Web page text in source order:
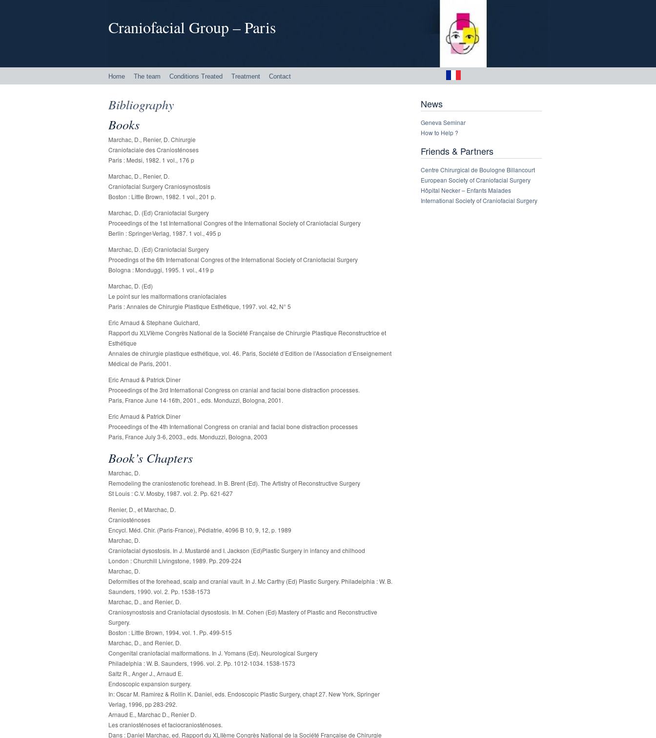
Craniofacial Group – Paris
Home The team Conditions Treated Treatment Contact
Bibliography
Books
Marchac, D., Renier, D. Chirurgie
Craniofaciale des Craniosténoses
Paris : Medsi, 1982. 1 vol., 176 p
Marchac, D., Renier, D.
Craniofacial Surgery Craniosynostosis
Boston : Little Brown, 1982. 1 vol., 201 p.
Marchac, D. (Ed) Craniofacial Surgery
Proceedings of the 1st International Congres of the International Society of Craniofacial Surgery
Berlin : Springer-Verlag, 1987. 1 vol., 495 p
Marchac, D. (Ed) Craniofacial Surgery
Procedings of the 6th International Congres of the International Society of Craniofacial Surgery
Bologna : Monduggi, 1995. 1 vol., 419 p
Marchac, D. (Ed)
Le point sur les malformations craniofaciales
Paris : Annales de Chirurgie Plastique Esthétique, 1997. vol. 42, N° 5
Eric Arnaud & Stephane Guichard,
Rapport du XLVIème Congrès National de la Société Française de Chirurgie Plastique Reconstructrice et
Esthétique
Annales de chirurgie plastique esthétique, vol. 46. Paris, Société d’Edition de l’Association d’Enseignement
Médical de Paris, 2001.
Eric Arnaud & Patrick Diner
Proceedings of the 3rd International Congress on cranial and facial bone distraction processes.
Paris, France June 14-16th, 2001., eds. Monduzzi, Bologna, 2001.
Eric Arnaud & Patrick Diner
Proceedings of the 4th International Congress on cranial and facial bone distraction processes
Paris, France July 3-6, 2003., eds. Monduzzi, Bologna, 2003
Book’s Chapters
Marchac, D.
Remodeling the craniostenotic forehead. In B. Brent (Ed). The Artistry of Reconstructive Surgery
St Louis : C.V. Mosby, 1987. vol. 2. Pp. 621-627
Renier, D., et Marchac, D.
Craniosténoses
Encycl. Méd. Chir. (Paris-France), Pédiatrie, 4096 B 10, 9, 12, p. 1989
Marchac, D.
Craniofacial dysostosis. In J. Mustardé and I. Jackson (Ed)Plastic Surgery in infancy and chilhood
London : Churchill Livingstone, 1989. Pp. 209-224
Marchac, D.
Deformities of the forehead, scalp and cranial vault. In J. Mc Carthy (Ed) Plastic Surgery. Philadelphia : W. B.
Saunders, 1990. vol. 2. Pp. 1538-1573
Marchac, D., and Renier, D.
Craniosynostosis and Craniofacial dysostosis. In M. Cohen (Ed) Mastery of Plastic and Reconstructive
Surgery.
Boston : Little Brown, 1994. vol. 1. Pp. 499-515
Marchac, D., and Renier, D.
Congenital craniofacial malformations. In J. Yomans (Ed). Neurological Surgery
Philadelphia : W. B. Saunders, 1996. vol. 2. Pp. 1012-1034. 1538-1573
Saltz R., Anger J., Arnaud E.
Endoscopic expansion surgery.
In: Oscar M. Ramirez & Rollin K. Daniel, eds. Endoscopic Plastic Surgery, chapt 27. New York, Springer
Verlag, 1996, pp 283-292.
Arnaud E., Marchac D., Renier D.
Les craniosténoses et faciocraniosténoses.
Dans : Daniel Marchac, ed. Rapport du XLIIème Congrès National de la Société Française de Chirurgie
News
Geneva Seminar
How to Help ?
Friends & Partners
Centre Chirurgical de Boulogne Billancourt
European Society of Craniofacial Surgery
Hôpital Necker – Enfants Malades
International Society of Craniofacial Surgery